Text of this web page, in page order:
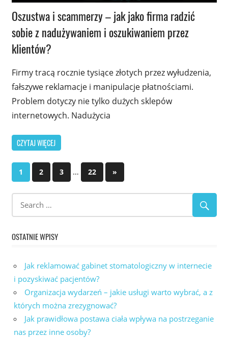
Oszustwa i scammerzy – jak jako firma radzić
sobie z nadużywaniem i oszukiwaniem przez
klientów?
Firmy tracą rocznie tysiące złotych przez wyłudzenia,
fałszywe reklamacje i manipulacje płatnościami.
Problem dotyczy nie tylko dużych sklepów
internetowych. Nadużycia
CZYTAJ WIĘCEJ
Stronicowanie
wpisów
1 2 3 … 22
Next
Posts
»
OSTATNIE WPISY
Jak reklamować gabinet stomatologiczny w internecie
i pozyskiwać pacjentów?
Organizacja wydarzeń – jakie usługi warto wybrać, a z
których można zrezygnować?
Jak prawidłowa postawa ciała wpływa na postrzeganie
nas przez inne osoby?